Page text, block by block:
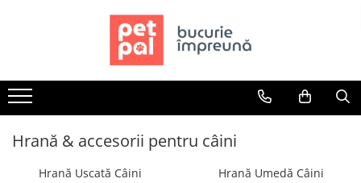
Câini
Hrană Uscată Câini
Câine Junior
Câine Senior
Hrană & accesorii pentru câini
Hrană Uscată Câini
Hrană Umedă Câini